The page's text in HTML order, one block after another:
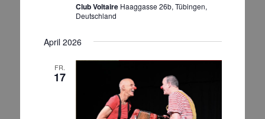
Club Voltaire Haaggasse 26b, Tübingen,
Deutschland
April 2026
FR.
17